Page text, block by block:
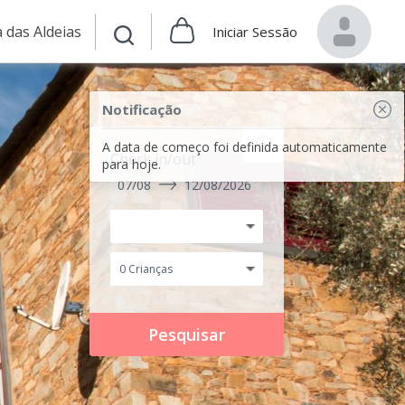
das Aldeias Iniciar Sessão
Notificação
A data de começo foi definida automaticamente
para hoje.
Check in/out
07/08 12/08/2026